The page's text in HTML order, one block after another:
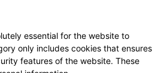
essential for the website to
only includes cookies that ensures
features of the website. These